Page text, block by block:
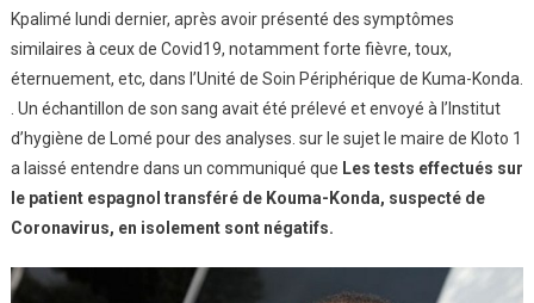
Kpalimé lundi dernier, après avoir présenté des symptômes
similaires à ceux de Covid19, notamment forte fièvre, toux,
éternuement, etc, dans l’Unité de Soin Périphérique de Kuma-Konda.
. Un échantillon de son sang avait été prélevé et envoyé à l’Institut
d’hygiène de Lomé pour des analyses. sur le sujet le maire de Kloto 1
a laissé entendre dans un communiqué que Les tests effectués sur
le patient espagnol transféré de Kouma-Konda, suspecté de
Coronavirus, en isolement sont négatifs.